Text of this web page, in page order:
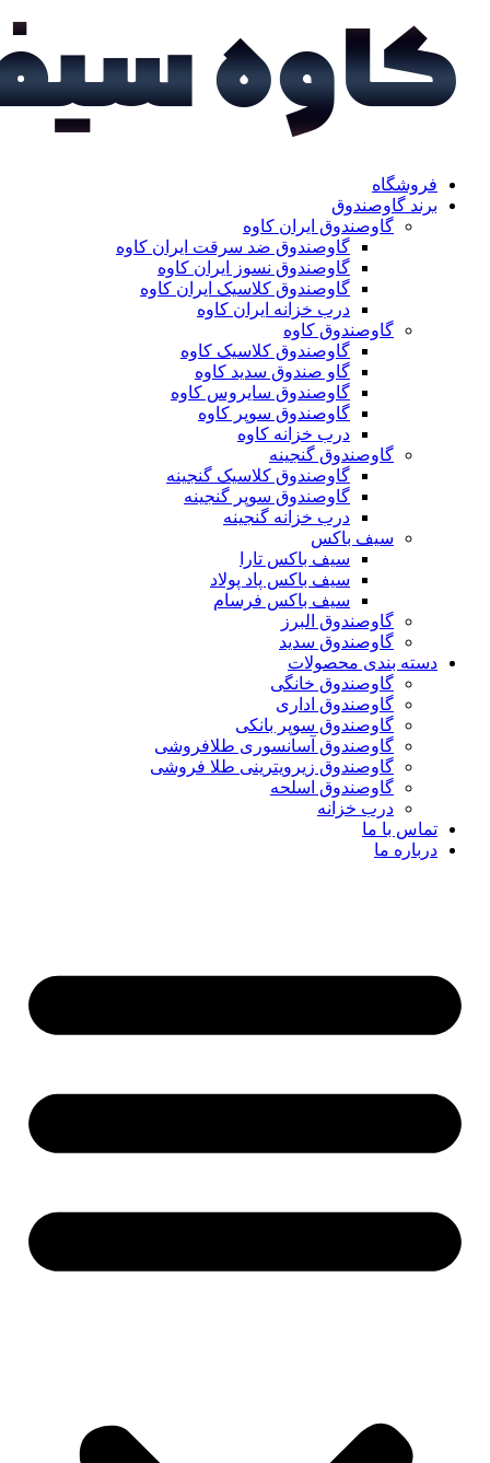
فروشگاه
برند گاوصندوق
گاوصندوق ایران کاوه
گاوصندوق ضد سرقت ایران کاوه
گاوصندوق نسوز ایران کاوه
گاوصندوق کلاسیک ایران کاوه
درب خزانه ایران کاوه
گاوصندوق کاوه
گاوصندوق کلاسیک کاوه
گاو صندوق سدید کاوه
گاوصندوق سایروس کاوه
گاوصندوق سوپر کاوه
درب خزانه کاوه
گاوصندوق گنجینه
گاوصندوق کلاسیک گنجینه
گاوصندوق سوپر گنجینه
درب خزانه گنجینه
سیف باکس
سیف باکس تارا
سیف باکس پاد پولاد
سیف باکس فرسام
گاوصندوق البرز
گاوصندوق سدید
دسته بندی محصولات
گاوصندوق خانگی
گاوصندوق اداری
گاوصندوق سوپر بانکی
گاوصندوق آسانسوری طلافروشی
گاوصندوق زیرویترینی طلا فروشی
گاوصندوق اسلحه
درب خزانه
تماس با ما
درباره ما